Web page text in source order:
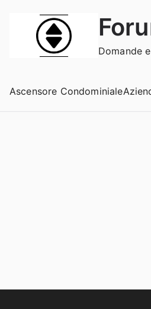
contenuto
Domande
Ascensore Condominiale